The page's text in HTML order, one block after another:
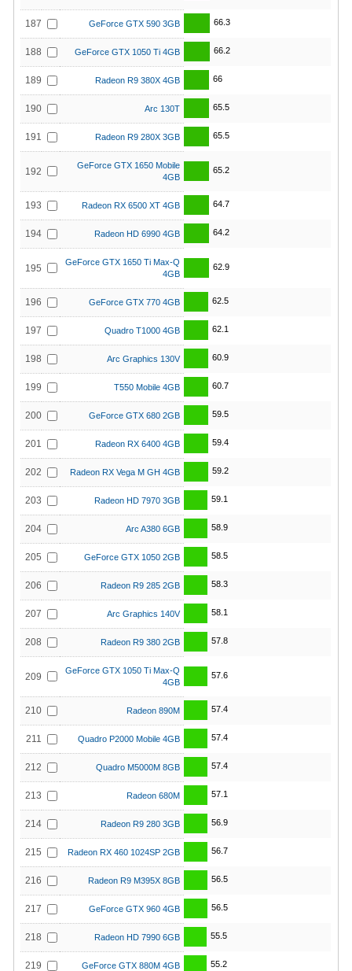
187 GeForce GTX 590 3GB 66.3
188 GeForce GTX 1050 Ti 4GB 66.2
189 Radeon R9 380X 4GB 66
190 Arc 130T 65.5
191 Radeon R9 280X 3GB 65.5
192
GeForce GTX 1650 Mobile
4GB
65.2
193 Radeon RX 6500 XT 4GB 64.7
194 Radeon HD 6990 4GB 64.2
195
GeForce GTX 1650 Ti Max-Q
4GB
62.9
196 GeForce GTX 770 4GB 62.5
197 Quadro T1000 4GB 62.1
198 Arc Graphics 130V 60.9
199 T550 Mobile 4GB 60.7
200 GeForce GTX 680 2GB 59.5
201 Radeon RX 6400 4GB 59.4
202 Radeon RX Vega M GH 4GB 59.2
203 Radeon HD 7970 3GB 59.1
204 Arc A380 6GB 58.9
205 GeForce GTX 1050 2GB 58.5
206 Radeon R9 285 2GB 58.3
207 Arc Graphics 140V 58.1
208 Radeon R9 380 2GB 57.8
209
GeForce GTX 1050 Ti Max-Q
4GB
57.6
210 Radeon 890M 57.4
211 Quadro P2000 Mobile 4GB 57.4
212 Quadro M5000M 8GB 57.4
213 Radeon 680M 57.1
214 Radeon R9 280 3GB 56.9
215 Radeon RX 460 1024SP 2GB 56.7
216 Radeon R9 M395X 8GB 56.5
217 GeForce GTX 960 4GB 56.5
218 Radeon HD 7990 6GB 55.5
219 GeForce GTX 880M 4GB 55.2